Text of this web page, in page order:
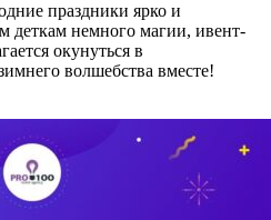
праздники ярко и
деткам немного магии, ивент-
окунуться в
волшебства вместе!